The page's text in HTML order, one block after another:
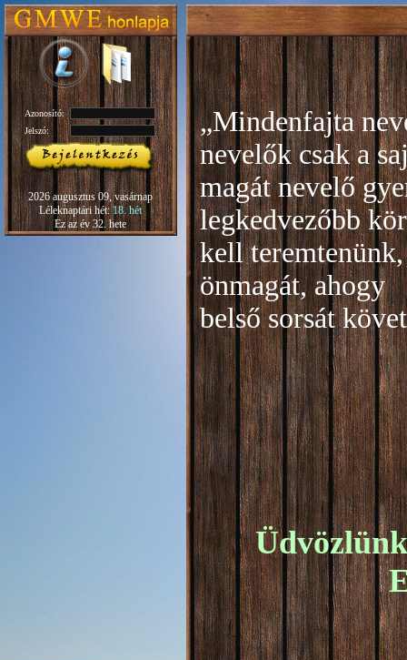
Azonosító:
Jelszó:
2026 augusztus 09, vasárnap
Léleknaptári hét:18. hét
Ez az év 32. hete
„Mindenfajta
nevelők csak a
magát nevelő
legkedvezőbb
kell
önmagát, ahogy
belső sorsát